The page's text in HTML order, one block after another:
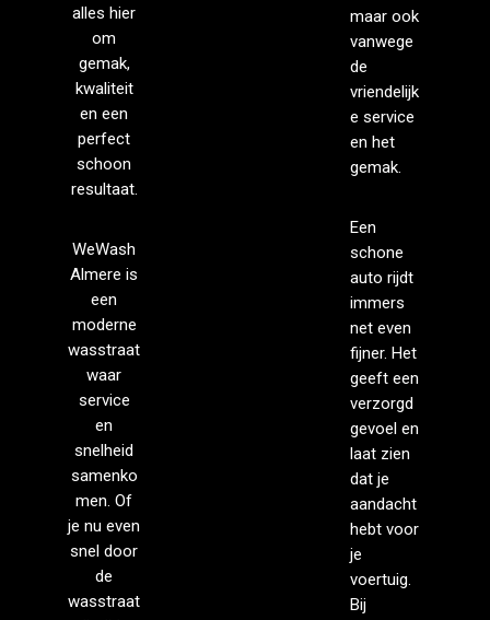
alles hier
om
gemak,
kwaliteit
en een
perfect
schoon
resultaat.
WeWash
Almere is
een
moderne
wasstraat
waar
service
en
snelheid
samenko
men. Of
je nu even
snel door
de
wasstraat
maar ook
vanwege
de
vriendelijk
e service
en het
gemak.
Een
schone
auto rijdt
immers
net even
fijner. Het
geeft een
verzorgd
gevoel en
laat zien
dat je
aandacht
hebt voor
je
voertuig.
Bij